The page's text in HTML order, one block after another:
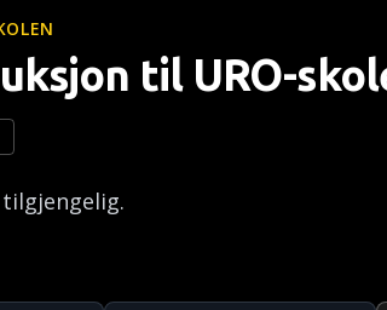
til URO-